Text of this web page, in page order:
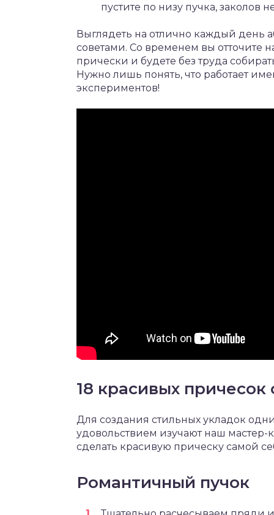
пустите по низу пучка, заколов
Выглядеть на отлично каждый день
советами. Со временем вы отточите
прически и будете без труда
Нужно лишь понять, что работает
экспериментов!
18 красивых
Для создания стильных укладок
удовольствием изучают наш
сделать красивую прическу самой
Романтичный пучок